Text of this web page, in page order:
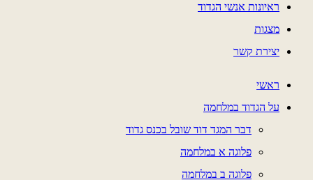
ראיונות אנשי הגדוד
מצגות
יצירת קשר
ראשי
על הגדוד במלחמה
דבר המגד דוד שובל בכנס גדוד
פלוגה א במלחמה
פלוגה ב במלחמה